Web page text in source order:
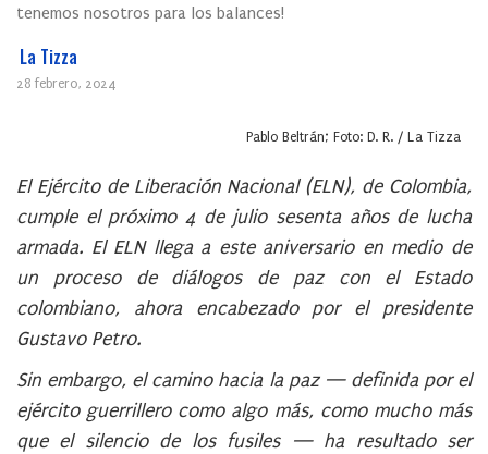
tenemos nosotros para los balances!
La Tizza
28 febrero, 2024
Pablo Beltrán; Foto: D. R. / La Tizza
El Ejército de Liberación Nacional (ELN), de Colombia,
cumple el próximo 4 de julio sesenta años de lucha
armada. El ELN llega a este aniversario en medio de
un proceso de diálogos de paz con el Estado
colombiano, ahora encabezado por el presidente
Gustavo Petro.
Sin embargo, el camino hacia la paz — definida por el
ejército guerrillero como algo más, como mucho más
que el silencio de los fusiles — ha resultado ser